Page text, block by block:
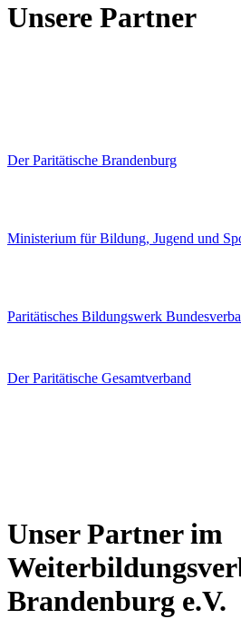
Unsere Partner
Der Paritätische Brandenburg
Ministerium für Bildung, Jugend und
Paritätisches Bildungswerk
Der Paritätische Gesamtverband
Unser Partner im
Brandenburg e.V.